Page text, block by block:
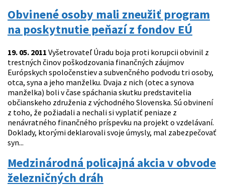
Obvinené osoby mali zneužiť program
na poskytnutie peňazí z fondov EÚ
19. 05. 2011 Vyšetrovateľ Úradu boja proti korupcii obvinil z
trestných činov poškodzovania finančných záujmov
Európskych spoločenstiev a subvenčného podvodu tri osoby,
otca, syna a jeho manželku. Dvaja z nich (otec a synova
manželka) boli v čase spáchania skutku predstavitelia
občianskeho združenia z východného Slovenska. Sú obvinení
z toho, že požiadali a nechali si vyplatiť peniaze z
nenávratného finančného príspevku na projekt o vzdelávaní.
Doklady, ktorými deklarovali svoje úmysly, mal zabezpečovať
syn...
Medzinárodná policajná akcia v obvode
železničných dráh